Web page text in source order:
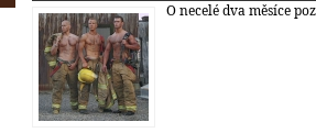
O necelé dva měsíce